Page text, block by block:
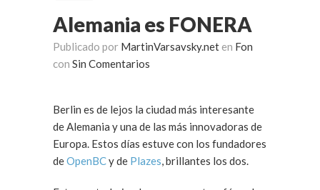
Alemania es FONERA
Publicado por MartinVarsavsky.net en Fon
con Sin Comentarios
Berlin es de lejos la ciudad más interesante
de Alemania y una de las más innovadoras de
Europa. Estos días estuve con los fundadores
deOpenBCy de Plazes, brillantes los dos.